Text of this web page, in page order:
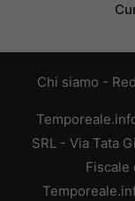
Chi siamo -
SRL - Via Tata
Fiscale